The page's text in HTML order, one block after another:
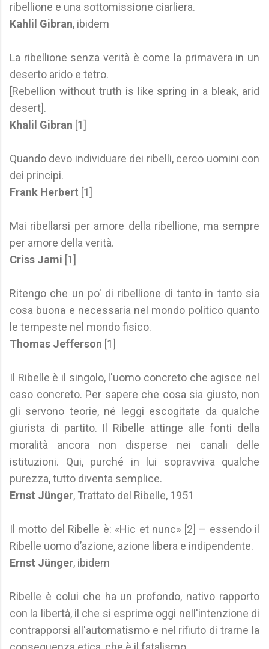
ribellione e una sottomissione ciarliera.
Kahlil Gibran, ibidem
La ribellione senza verità è come la primavera in un
deserto arido e tetro.
[Rebellion without truth is like spring in a bleak, arid
desert].
Khalil Gibran [1]
Quando devo individuare dei ribelli, cerco uomini con
dei principi.
Frank Herbert [1]
Mai ribellarsi per amore della ribellione, ma sempre
per amore della verità.
Criss Jami [1]
Ritengo che un po' di ribellione di tanto in tanto sia
cosa buona e necessaria nel mondo politico quanto
le tempeste nel mondo fisico.
Thomas Jefferson [1]
Il Ribelle è il singolo, l'uomo concreto che agisce nel
caso concreto. Per sapere che cosa sia giusto, non
gli servono teorie, né leggi escogitate da qualche
giurista di partito. Il Ribelle attinge alle fonti della
moralità ancora non disperse nei canali delle
istituzioni. Qui, purché in lui sopravviva qualche
purezza, tutto diventa semplice.
Ernst Jünger, Trattato del Ribelle, 1951
Il motto del Ribelle è: «Hic et nunc» [2] – essendo il
Ribelle uomo d’azione, azione libera e indipendente.
Ernst Jünger, ibidem
Ribelle è colui che ha un profondo, nativo rapporto
con la libertà, il che si esprime oggi nell'intenzione di
contrapporsi all'automatismo e nel rifiuto di trarne la